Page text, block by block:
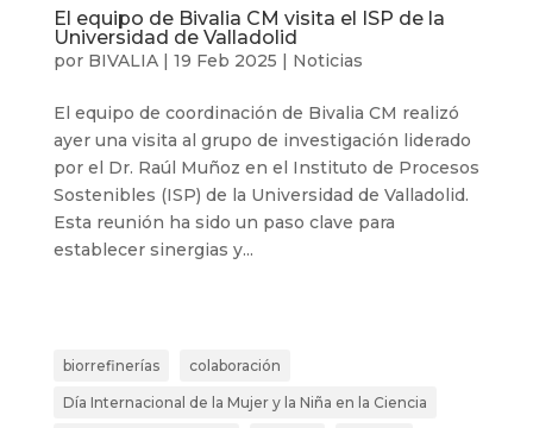
El equipo de Bivalia CM visita el ISP de la
Universidad de Valladolid
por BIVALIA| 19 Feb 2025 | Noticias
El equipo de coordinación de Bivalia CM realizó
ayer una visita al grupo de investigación liderado
por el Dr. Raúl Muñoz en el Instituto de Procesos
Sostenibles (ISP) de la Universidad de Valladolid.
Esta reunión ha sido un paso clave para
establecer sinergias y...
biorrefinerías colaboración
Día Internacional de la Mujer y la Niña en la Ciencia